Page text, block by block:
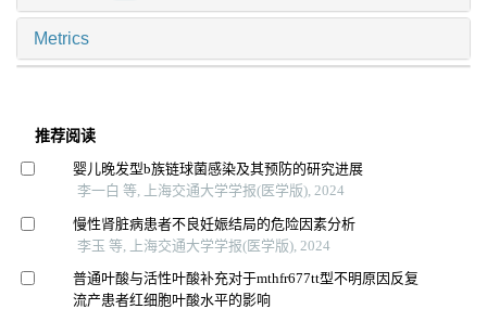
Metrics
推荐阅读
婴儿晚发型b族链球菌感染及其预防的研究进展
李一白 等, 上海交通大学学报(医学版), 2024
慢性肾脏病患者不良妊娠结局的危险因素分析
李玉 等, 上海交通大学学报(医学版), 2024
普通叶酸与活性叶酸补充对于mthfr677tt型不明原因反复
流产患者红细胞叶酸水平的影响